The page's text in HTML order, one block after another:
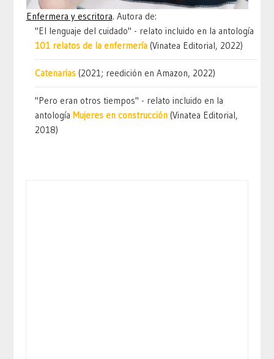
Enfermera y escritora. Autora de:
"El lenguaje del cuidado" - relato incluido en la antología
101 relatos de la enfermería (Vinatea Editorial, 2022)
Catenarias (2021; reedición en Amazon, 2022)
"Pero eran otros tiempos" - relato incluido en la
antologíaMujeres en construcción (Vinatea Editorial,
2018)